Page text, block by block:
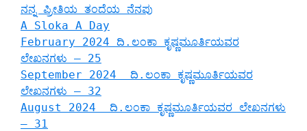
ನನ್ನ ಪ್ರೀತಿಯ ತಂದೆಯ ನೆನಪು
A Sloka A Day
February 2024 ದಿ.ಲಂಕಾ ಕೃಷ್ಣಮೂರ್ತಿಯವರ
ಲೇಖನಗಳು – 25
September 2024 ದಿ.ಲಂಕಾ ಕೃಷ್ಣಮೂರ್ತಿಯವರ
ಲೇಖನಗಳು – 32
August 2024 ದಿ.ಲಂಕಾ ಕೃಷ್ಣಮೂರ್ತಿಯವರ ಲೇಖನಗಳು
– 31